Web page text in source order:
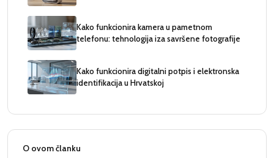
Kako funkcionira kamera u pametnom
telefonu: tehnologija iza savršene fotografije
Kako funkcionira digitalni potpis i elektronska
identifikacija u Hrvatskoj
O ovom članku